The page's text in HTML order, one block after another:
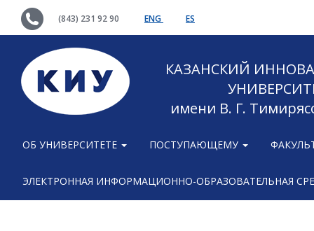
(843) 231 92 90 ENG ES
КАЗАНСКИЙ
имени В. Г.
ОБ УНИВЕРСИТЕТЕ ПОСТУПАЮЩЕМУ
ЭЛЕКТРОННАЯ ИНФОРМАЦИОННО-ОБРАЗОВАТЕЛЬНАЯ